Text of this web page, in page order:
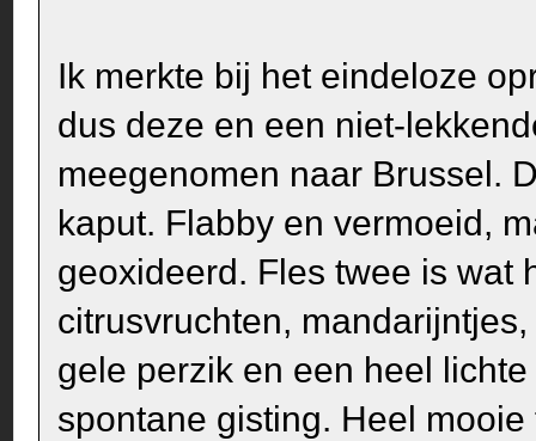
Ik merkte bij het eindeloze
dus deze en een niet-
meegenomen naar Brussel.
kaput. Flabby en vermoeid,
geoxideerd. Fles twee is wat
citrusvruchten,
gele perzik en een heel
spontane gisting. Heel